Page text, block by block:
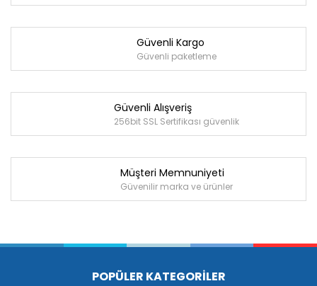
Güvenli Kargo
Güvenli paketleme
Güvenli Alışveriş
256bit SSL Sertifikası güvenlik
Müşteri Memnuniyeti
Güvenilir marka ve ürünler
POPÜLER KATEGORİLER